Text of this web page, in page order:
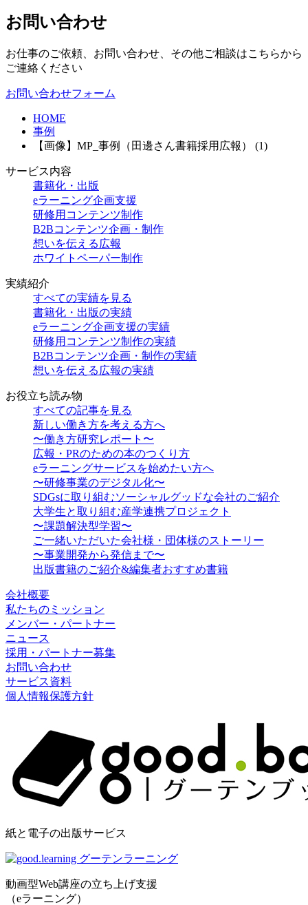
お問い合わせ
お仕事のご依頼、お問い合わせ、その他ご相談はこちらから
ご連絡ください
お問い合わせフォーム
HOME
事例
【画像】MP_事例（田邊さん書籍採用広報） (1)
サービス内容
書籍化・出版
eラーニング企画支援
研修用コンテンツ制作
B2Bコンテンツ企画・制作
想いを伝える広報
ホワイトペーパー制作
実績紹介
すべての実績を見る
書籍化・出版の実績
eラーニング企画支援の実績
研修用コンテンツ制作の実績
B2Bコンテンツ企画・制作の実績
想いを伝える広報の実績
お役立ち読み物
すべての記事を見る
新しい働き方を考える方へ
〜働き方研究レポート〜
広報・PRのための本のつくり方
eラーニングサービスを始めたい方へ
〜研修事業のデジタル化〜
SDGsに取り組むソーシャルグッドな会社のご紹介
大学生と取り組む産学連携プロジェクト
〜課題解決型学習〜
ご一緒いただいた会社様・団体様のストーリー
〜事業開発から発信まで〜
出版書籍のご紹介&編集者おすすめ書籍
会社概要
私たちのミッション
メンバー・パートナー
ニュース
採用・パートナー募集
お問い合わせ
サービス資料
個人情報保護方針
紙と電子の出版サービス
動画型Web講座の立ち上げ支援
（eラーニング）